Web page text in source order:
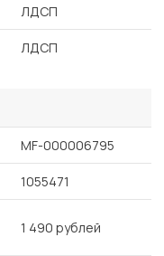
ЛДСП
ЛДСП
MF-000006795
1055471
1 490 рублей